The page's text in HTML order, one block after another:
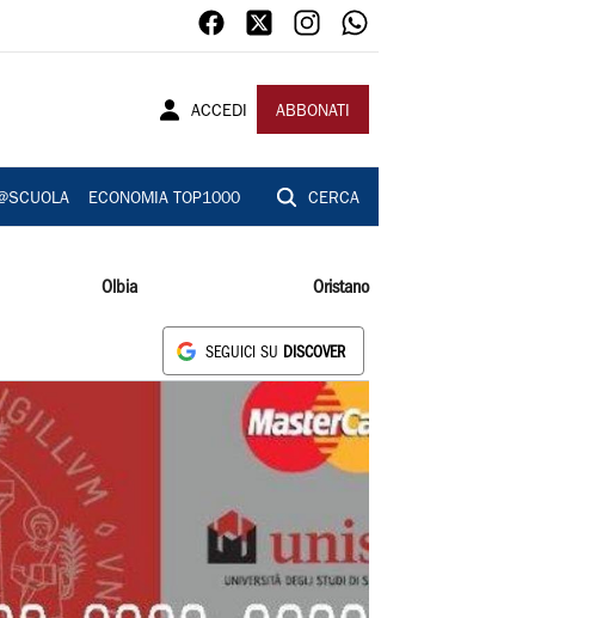
ACCEDI ABBONATI
ECONOMIA TOP1000 CERCA
Olbia Oristano
SEGUICI SU DISCOVER